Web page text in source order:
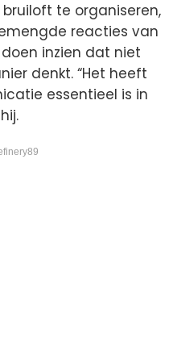
te organiseren,
reacties van
inzien dat niet
denkt. “Het heeft
essentieel is in